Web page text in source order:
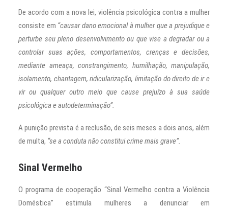
De acordo com a nova lei, violência psicológica contra a mulher
consiste em “causar dano emocional à mulher que a prejudique e
perturbe seu pleno desenvolvimento ou que vise a degradar ou a
controlar suas ações, comportamentos, crenças e decisões,
mediante ameaça, constrangimento, humilhação, manipulação,
isolamento, chantagem, ridicularização, limitação do direito de ir e
vir ou qualquer outro meio que cause prejuízo à sua saúde
psicológica e autodeterminação”.
A punição prevista é a reclusão, de seis meses a dois anos, além
de multa, “se a conduta não constitui crime mais grave”.
Sinal Vermelho
O programa de cooperação “Sinal Vermelho contra a Violência
Doméstica” estimula mulheres a denunciar em